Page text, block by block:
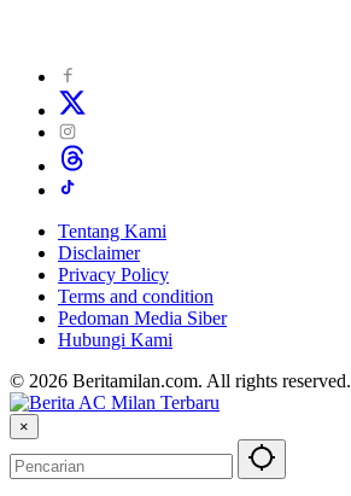
Tentang Kami
Disclaimer
Privacy Policy
Terms and condition
Pedoman Media Siber
Hubungi Kami
© 2026 Beritamilan.com. All rights reserved.
×